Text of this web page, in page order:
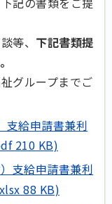
等、 下記書類提
グループまでご
支給申請書兼利
210 KB)
支給申請書兼利
88 KB)